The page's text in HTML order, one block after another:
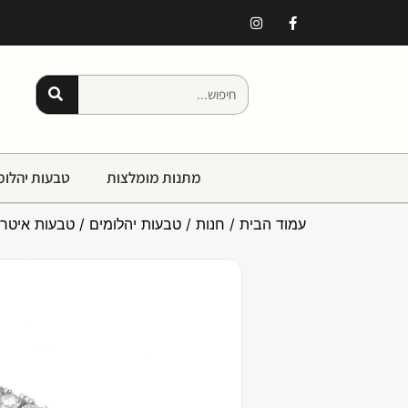
מתנות מומלצות טבעות
עמוד הבית / חנות / טבעות יהלומים / טבעות